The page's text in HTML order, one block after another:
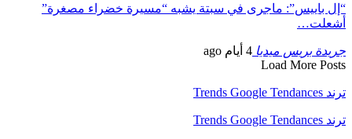
“إل باييس”: ماجرى في سبتة يشبه “مسيرة خضراء مصغرة”
أشعلت…
جريدة بريس ميديا 4 أيام ago
Load More Posts
ترند Trends Google Tendances
ترند Trends Google Tendances